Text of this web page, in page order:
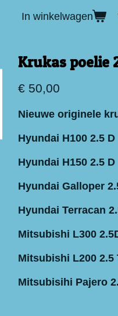
In winkelwagen
Krukas poelie
€ 50,00
Nieuwe originele
Hyundai H100 2.5 D
Hyundai H150 2.5 D
Hyundai Galloper
Hyundai Terracan
Mitsubishi L300
Mitsubishi L200 2.5
Mitsubisihi Pajero